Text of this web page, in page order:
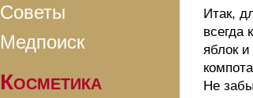
Советы
Медпоиск
Косметика
Итак,
всегда
яблок
Не